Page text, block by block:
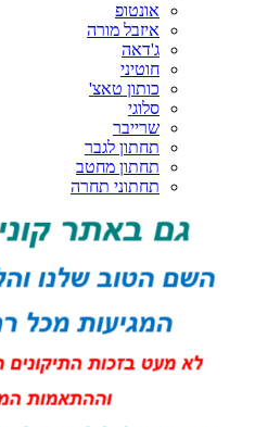
אונטופ
איזבל מורה
ג'דאה
חוטיני
כותון טאצ'
סלוגי
שרייבר
תחתון לגבר
תחתון מחטב
תחתוני תחרה